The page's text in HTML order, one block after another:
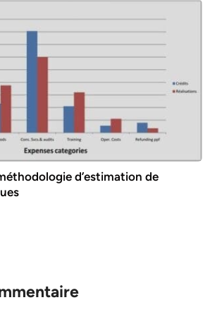
d’estimation de